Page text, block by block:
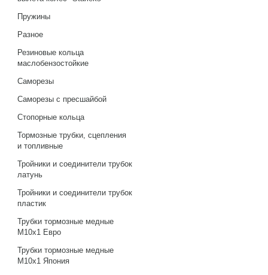
Пружины
Разное
Резиновые кольца
маслобензостойкие
Саморезы
Саморезы с пресшайбой
Стопорные кольца
Тормозные трубки, сцепления
и топливные
Тройники и соединители трубок
латунь
Тройники и соединители трубок
пластик
Трубки тормозные медные
М10х1 Евро
Трубки тормозные медные
М10х1 Япония